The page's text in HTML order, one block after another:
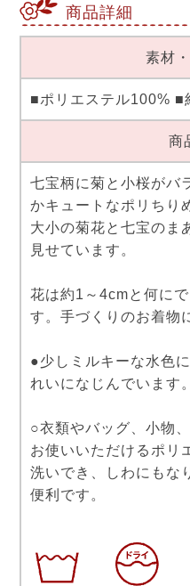
商品詳細
素材
■ポリエステル100% ■
商
七宝柄に菊と小桜がバ
かキュートなポリちり
大小の菊花と七宝のま
見せています。
花は約1～4cmと何に
す。手づくりのお着物
●少しミルキーな水色
れいになじんでいます。
○衣類やバッグ、小物
お使いいただけるポリ
洗いでき、しわにもな
便利です。